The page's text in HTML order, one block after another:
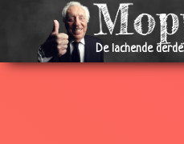
De lachende derde
21 Feb
2008
Plastische chirurgie